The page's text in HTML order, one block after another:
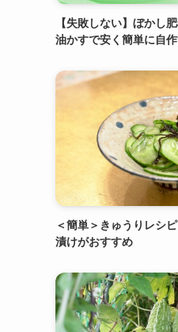
【失敗しない】ぼかし
油かすで安く簡単に自
＜簡単＞きゅうりレシ
漬けがおすすめ